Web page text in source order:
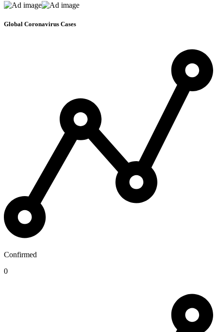
Global Coronavirus Cases
Confirmed
0